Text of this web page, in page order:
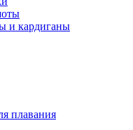
и кардиганы
плавания